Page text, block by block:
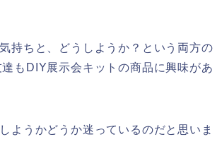
持ちと、どうしようか？という両方の
もDIY展示会キットの商品に興味があ
ようかどうか迷っているのだと思いま